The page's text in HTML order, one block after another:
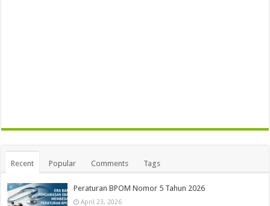
Recent Popular Comments Tags
Peraturan BPOM Nomor 5 Tahun 2026
April 23, 2026